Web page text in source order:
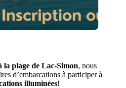
la plage de Lac-Simon, nous
d’embarcations à participer à
illuminées!